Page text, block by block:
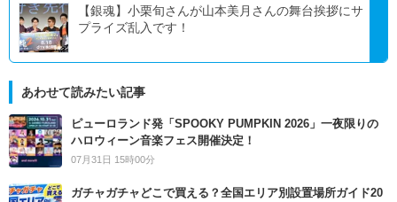
【銀魂】小栗旬さんが山本美月さんの舞台挨拶にサ
プライズ乱入です！
あわせて読みたい記事
ピューロランド発「SPOOKY PUMPKIN 2026」一夜限りの
ハロウィーン音楽フェス開催決定！
07月31日 15時00分
ガチャガチャどこで買える？全国エリア別設置場所ガイド20